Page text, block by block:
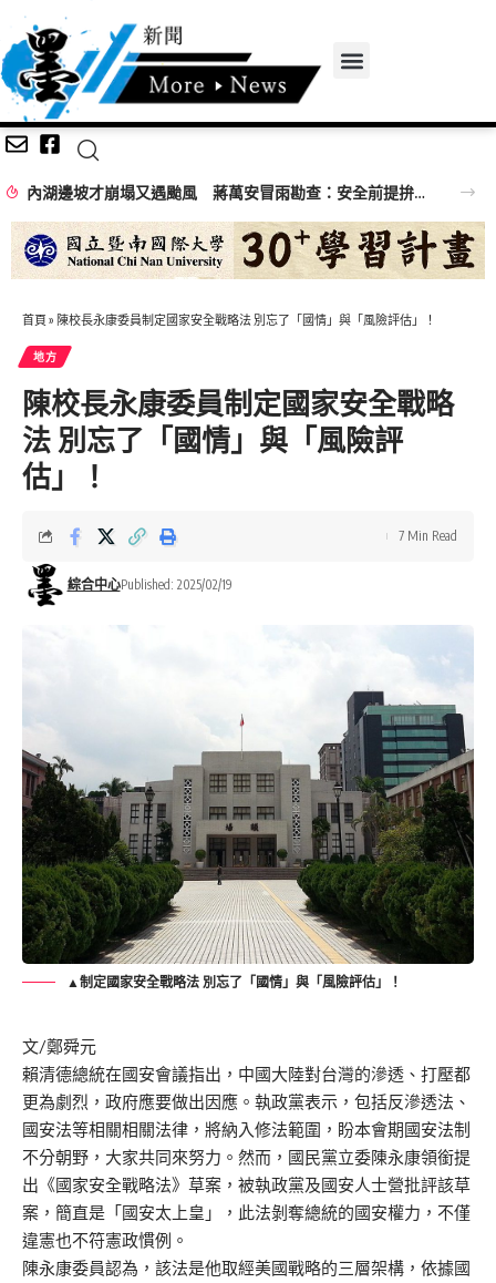
內湖邊坡才崩塌又遇颱風 蔣萬安冒雨勘查：安全前提拚完工
首頁 » 陳校長永康委員制定國家安全戰略法 別忘了「國情」與「風險評估」！
地方
陳校長永康委員制定國家安全戰略
法 別忘了「國情」與「風險評
估」！
綜合中心Published: 2025/02/19
7 Min Read
▲制定國家安全戰略法 別忘了「國情」與「風險評估」！
文/鄭舜元
賴清德總統在國安會議指出，中國大陸對台灣的滲透、打壓都
更為劇烈，政府應要做出因應。執政黨表示，包括反滲透法、
國安法等相關相關法律，將納入修法範圍，盼本會期國安法制
不分朝野，大家共同來努力。然而，國民黨立委陳永康領銜提
出《國家安全戰略法》草案，被執政黨及國安人士營批評該草
案，簡直是「國安太上皇」，此法剝奪總統的國安權力，不僅
違憲也不符憲政慣例。
陳永康委員認為，該法是他取經美國戰略的三層架構，依據國